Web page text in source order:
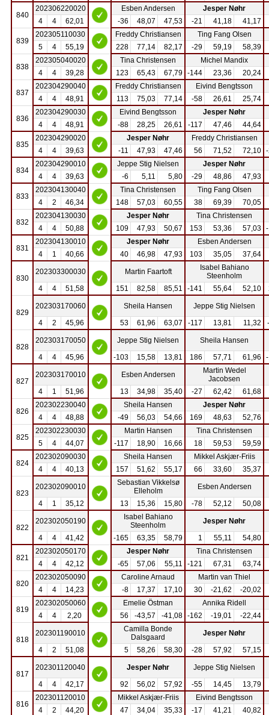
840
202306220020 Esben Andersen
Jesper Nøhr
4
4 62,01 -36 48,07 47,53 -21 41,18 41,17
839
202305110030 Freddy Christiansen
Ting Fang Olsen
5
4 55,19 228 77,14 82,17 -29 59,19 58,39
838
202305040020 Tina Christensen
Michel Mandix
4
4 39,28 123 65,43 67,79 -144 23,36 20,24
837
202304290040 Freddy Christiansen
Eivind Bengtsson
4
4 48,91 113 75,03 77,14 -58 26,61 25,74
836
202304290030 Eivind Bengtsson
Jesper Nøhr
4
4 48,91 -88 28,25 26,61 -117 47,46 44,64
835
202304290020 Jesper Nøhr
Freddy Christiansen
4
4 39,63 -11 47,93 47,46 56 71,52 72,10
834
202304290010 Jeppe Stig Nielsen
Jesper Nøhr
4
4 39,63 -6 5,11 5,80 -29 48,86 47,93
833
202304130040 Tina Christensen
Ting Fang Olsen
4
2 46,34 148 57,03 60,55 38 69,39 70,05
832
202304130030 Jesper Nøhr
Tina Christensen
4
4 50,88 109 47,93 50,67 153 53,36 57,03
831
202304130010 Jesper Nøhr
Esben Andersen
4
1 40,66 40 46,98 47,93 103 35,05 37,64
830
202303300030 Martin Faartoft
Isabel Bahiano
Steenholm
4
4 51,58 151 82,58 85,51 -141 55,64 52,10
829
202303170060 Sheila Hansen
Jeppe Stig Nielsen
4
2 45,96 53 61,96 63,07 -117 13,81 11,32
828
202303170050 Jeppe Stig Nielsen
Sheila Hansen
4
4 45,96 -103 15,58 13,81 186 57,71 61,96
827
202303170010 Esben Andersen
Martin Wedel
Jacobsen
4
1 51,96 13 34,98 35,40 -27 62,42 61,68
826
202302230040 Sheila Hansen
Jesper Nøhr
4
4 48,88 -49 56,03 54,66 169 48,63 52,76
825
202302230030 Martin Hansen
Tina Christensen
5
4 44,07 -117 18,90 16,66 18 59,53 59,59
824
202302090030 Sheila Hansen
Mikkel Askjær-Friis
4
4 40,13 157 51,62 55,17 66 33,60 35,37
823
202302090010
Sebastian Vikkelsø
Elleholm
Esben Andersen
4
1 35,12 13 15,36 15,80 -78 52,12 50,08
822
202302050190
Isabel Bahiano
Steenholm
Jesper Nøhr
4
4 41,42 -165 63,35 58,79 1 55,11 54,80
821
202302050170 Jesper Nøhr
Tina Christensen
4
4 42,12 -65 57,06 55,11 -121 67,31 63,74
820
202302050090 Caroline Arnaud
Martin van Thiel
4
4 14,23 -8 17,37 17,10 30 -21,62 -20,02
819
202302050060 Emelie Östman
Annika Ridell
4
4 2,20 56 -43,57 -41,08 -162 -19,01 -22,44
818
202301190010
Camilla Bonde
Dalsgaard
Jesper Nøhr
4
2 51,08 5 58,26 58,30 -28 57,92 57,15
817
202301120040 Jesper Nøhr
Jeppe Stig Nielsen
4
4 42,17 92 56,02 57,92 -55 14,45 13,79
816
202301120010 Mikkel Askjær-Friis
Eivind Bengtsson
4
2 44,20 47 34,04 35,33 -17 41,21 40,82